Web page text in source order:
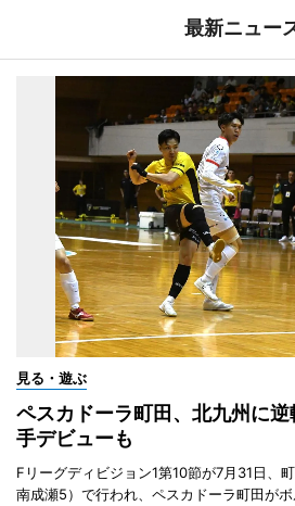
最新ニュー
見る・遊ぶ
ペスカドーラ町田、北九州に
手デビューも
Fリーグディビジョン1第10節が7月31日、
南成瀬5）で行われ、ペスカドーラ町田が